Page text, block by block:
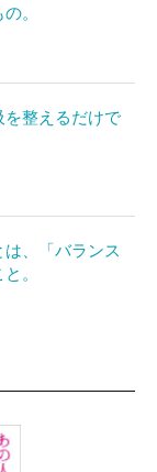
。
を整えるだけで
は、「バランス
。